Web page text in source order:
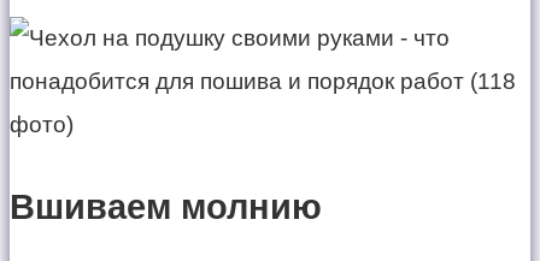
Вшиваем молнию